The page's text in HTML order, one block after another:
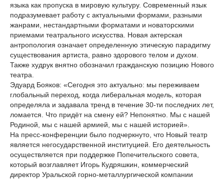
языка как пропуска в мировую культуру. Современный язык
подразумевает работу с актуальными формами, разными
жанрами, нестандартными форматами и новаторскими
приемами театрального искусства. Новая актерская
антропология означает определенную этическую парадигму
существования артиста, равно здорового телом и духом.
Также худрук внятно обозначил гражданскую позицию Нового
театра.
Эдуард Бояков: «Сегодня это актуально: мы переживаем
глобальный переход, когда либеральная модель, которая
определяла и задавала тренд в течение 30-ти последних лет,
ломается. Что придёт на смену ей? Непонятно. Мы с нашей
Родиной, мы с нашей армией, мы с нашей историей».
На пресс-конференции было подчеркнуто, что Новый театр
является негосударственной институцией. Его деятельность
осуществляется при поддержке Попечительского совета,
который возглавляет Игорь Кудряшкин, коммерческий
директор Уральской горно-металлургической компании